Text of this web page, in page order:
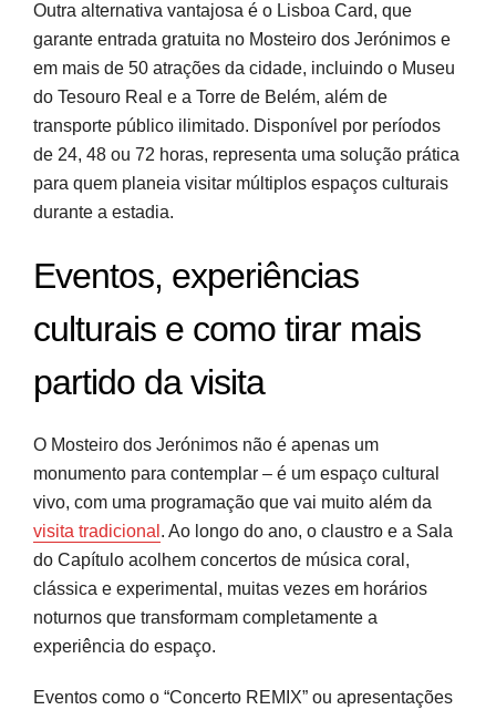
Outra alternativa vantajosa é o Lisboa Card, que
garante entrada gratuita no Mosteiro dos Jerónimos e
em mais de 50 atrações da cidade, incluindo o Museu
do Tesouro Real e a Torre de Belém, além de
transporte público ilimitado. Disponível por períodos
de 24, 48 ou 72 horas, representa uma solução prática
para quem planeia visitar múltiplos espaços culturais
durante a estadia.
Eventos, experiências
culturais e como tirar mais
partido da visita
O Mosteiro dos Jerónimos não é apenas um
monumento para contemplar – é um espaço cultural
vivo, com uma programação que vai muito além da
visita tradicional . Ao longo do ano, o claustro e a Sala
do Capítulo acolhem concertos de música coral,
clássica e experimental, muitas vezes em horários
noturnos que transformam completamente a
experiência do espaço.
Eventos como o “Concerto REMIX” ou apresentações